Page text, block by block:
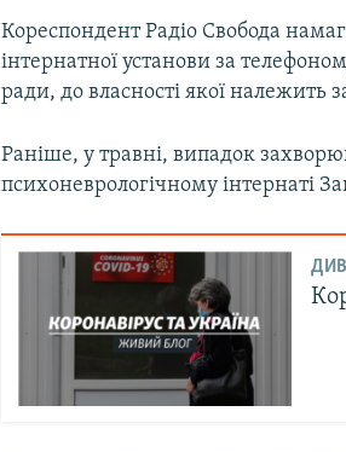
Кореспондент Радіо Свобода
інтернатної установи за
ради, до власності якої належить
Раніше, у травні, випадок
психоневрологічному інтернаті